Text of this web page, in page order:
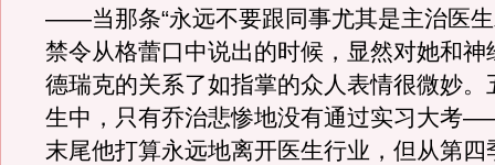
——当那条“永远不要跟同事尤其是主治医生
禁令从格蕾口中说出的时候，显然对她和神
德瑞克的关系了如指掌的众人表情很微妙。
生中，只有乔治悲惨地没有通过实习大考
末尾他打算永远地离开医生行业，但从第四